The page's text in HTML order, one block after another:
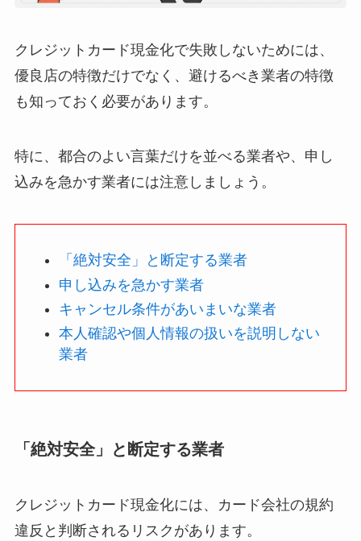
クレジットカード現金化で失敗しないためには、
優良店の特徴だけでなく、避けるべき業者の特徴
も知っておく必要があります。
特に、都合のよい言葉だけを並べる業者や、申し
込みを急かす業者には注意しましょう。
「絶対安全」と断定する業者
申し込みを急かす業者
キャンセル条件があいまいな業者
本人確認や個人情報の扱いを説明しない
業者
「絶対安全」と断定する業者
クレジットカード現金化には、カード会社の規約
違反と判断されるリスクがあります。